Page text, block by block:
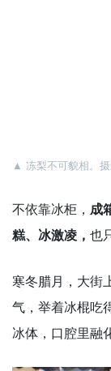
▲ 冻梨不可貌相。
不依靠冰柜， 成
糕、冰激凌， 也
寒冬腊月，大街
气，举着冰棍吃
冰体，口腔里融